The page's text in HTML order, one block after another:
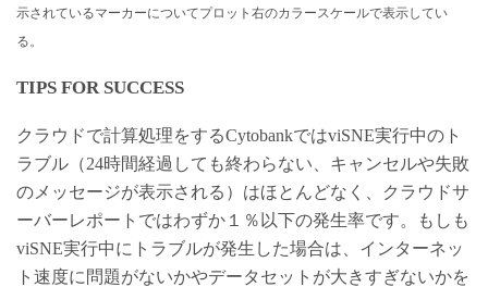
示されているマーカーについてプロット右のカラースケールで表示してい
る。
TIPS FOR SUCCESS
クラウドで計算処理をするCytobankではviSNE実行中のト
ラブル（24時間経過しても終わらない、キャンセルや失敗
のメッセージが表示される）はほとんどなく、クラウドサ
ーバーレポートではわずか１％以下の発生率です。もしも
viSNE実行中にトラブルが発生した場合は、インターネッ
ト速度に問題がないかやデータセットが大きすぎないかを